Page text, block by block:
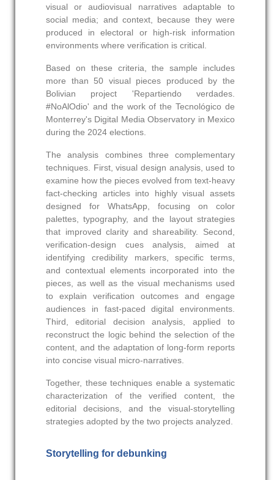
visual or audiovisual narratives adaptable to
social media; and context, because they were
produced in electoral or high-risk information
environments where verification is critical.
Based on these criteria, the sample includes
more than 50 visual pieces produced by the
Bolivian project 'Repartiendo verdades.
#NoAlOdio' and the work of the Tecnológico de
Monterrey's Digital Media Observatory in Mexico
during the 2024 elections.
The analysis combines three complementary
techniques. First, visual design analysis, used to
examine how the pieces evolved from text-heavy
fact-checking articles into highly visual assets
designed for WhatsApp, focusing on color
palettes, typography, and the layout strategies
that improved clarity and shareability. Second,
verification-design cues analysis, aimed at
identifying credibility markers, specific terms,
and contextual elements incorporated into the
pieces, as well as the visual mechanisms used
to explain verification outcomes and engage
audiences in fast-paced digital environments.
Third, editorial decision analysis, applied to
reconstruct the logic behind the selection of the
content, and the adaptation of long-form reports
into concise visual micro-narratives.
Together, these techniques enable a systematic
characterization of the verified content, the
editorial decisions, and the visual-storytelling
strategies adopted by the two projects analyzed.
Storytelling for debunking